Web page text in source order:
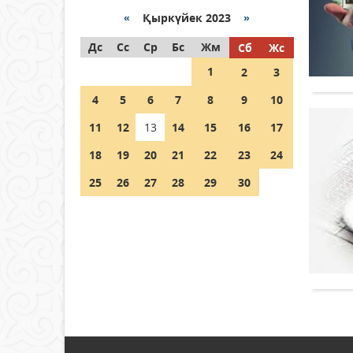
граждане Казахстана,
находящиеся за рубежом?
05 тамыз 2026 ж.
Шетелде жүрген Қазақстан
азаматтары қалай дауыс
бере алады?
« Қыркүйек 2023 »
Дс
Сс Ср Бс Жм Сб
Жс
1
2
3
4
5 6 7 8 9
10
11
12 13 14 15 16
17
18
19 20 21 22 23
24
25
26 27 28 29 30